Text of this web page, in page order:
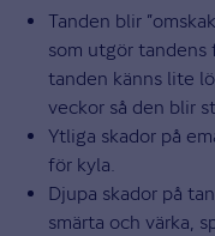
Tanden blir
som utgör
tanden känns lite
veckor så den blir
Ytliga skador på
för kyla.
Djupa skador på
smärta och värka,